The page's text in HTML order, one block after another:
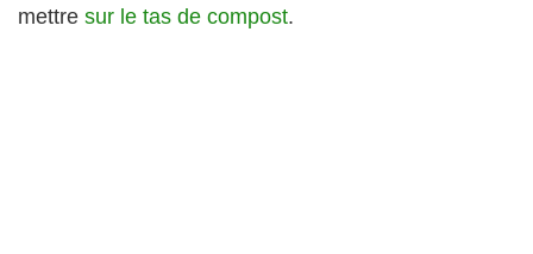
mettre sur le tas de compost.